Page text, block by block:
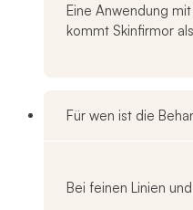
Eine Anwendung
kommt Skinfirmor
Für wen ist die
Bei feinen Linien